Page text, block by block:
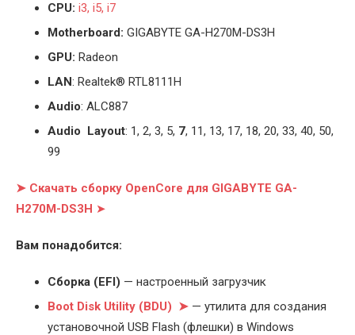
CPU: i3, i5, i7
Motherboard: GIGABYTE GA-H270M-DS3H
GPU: Radeon
LAN: Realtek® RTL8111H
Audio: ALC887
Audio Layout: 1, 2, 3, 5, 7, 11, 13, 17, 18, 20, 33, 40, 50,
99
➤ Скачать сборку OpenCore для GIGABYTE GA-
H270M-DS3H ➤
Вам понадобится:
Cборка (EFI) — настроенный загрузчик
Boot Disk Utility (BDU) ➤ — утилита для создания
установочной USB Flash (флешки) в Windows